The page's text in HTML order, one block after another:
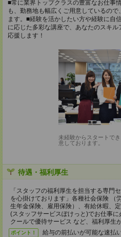
■常に業界トップクラスの豊富なお仕事
も、勤務地も幅広くご用意しているの
ます。■経験を活かしたい方や経験に自
に応じた多彩な講座で、あなたのスキ
応援します！
未経験からスタートで
意しております。
待遇・福利厚生
「スタッフの福利厚生を担当する専門
を心掛けております」各種社会保険 （
生年金保険、雇用保険）、有給休暇、
(スタッフサービスぽけっと)でお仕事
クールで優待サービス など、福利厚生
ポイント！
給与の前払いが可能な速払